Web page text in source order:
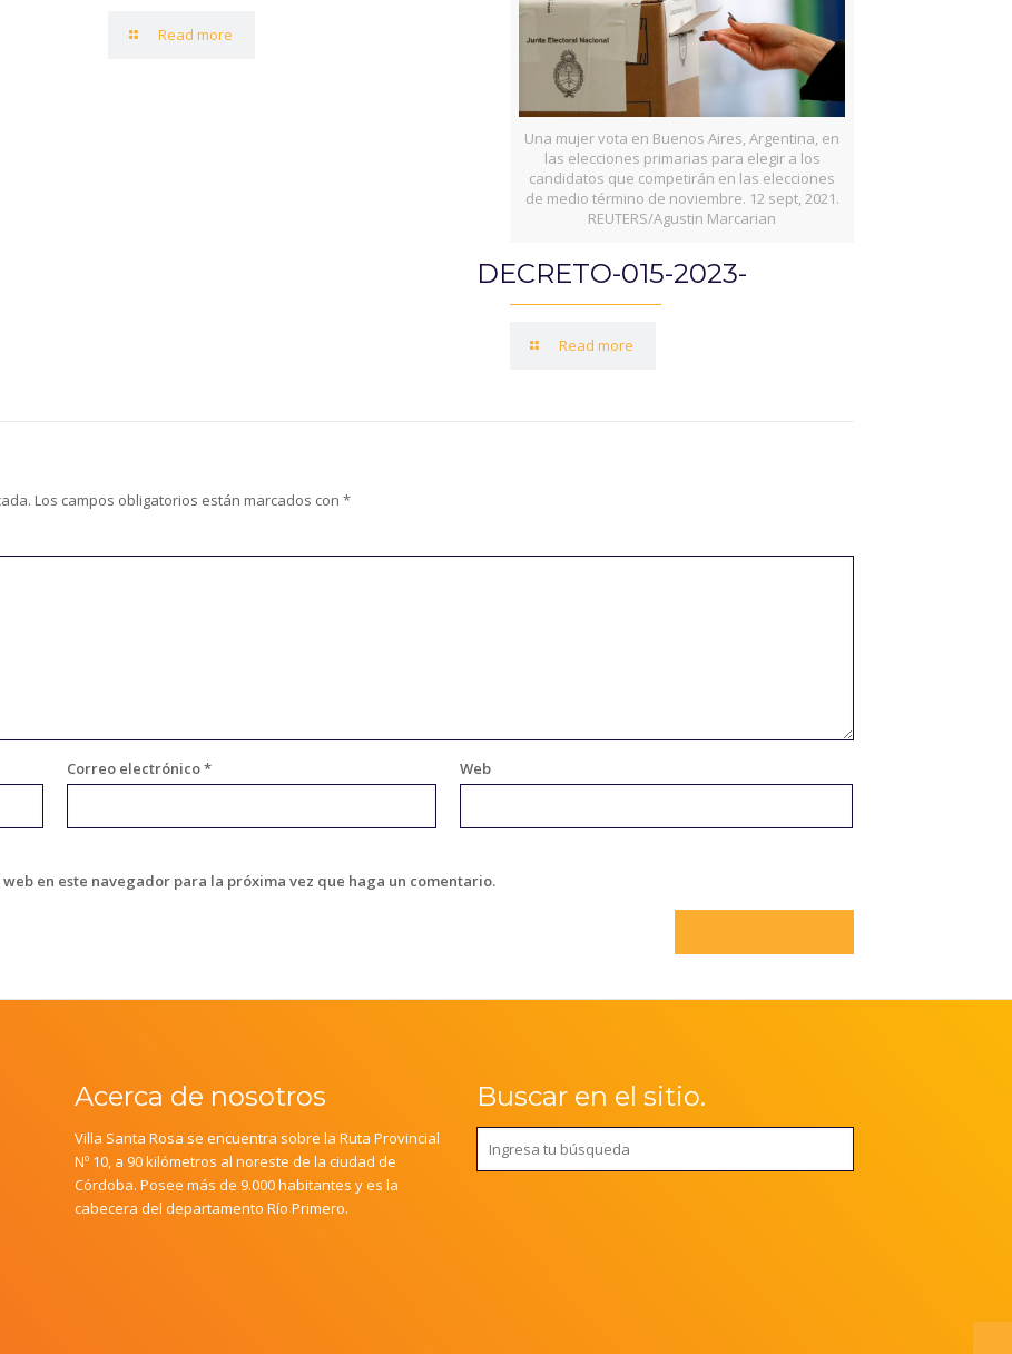
Read more
Una mujer vota en Buenos Aires, Argentina, en
las elecciones primarias para elegir a los
candidatos que competirán en las elecciones
de medio término de noviembre. 12 sept, 2021.
REUTERS/Agustin Marcarian
DECRETO-015-2023-
Read more
Los campos obligatorios están marcados con *
Correo electrónico* Web
en este navegador para la próxima vez que haga un comentario.
Acerca de nosotros
Villa Santa Rosa se encuentra sobre la Ruta Provincial
Nº 10, a 90 kilómetros al noreste de la ciudad de
Córdoba. Posee más de 9.000 habitantes y es la
cabecera del departamento Río Primero.
Buscar en el sitio.